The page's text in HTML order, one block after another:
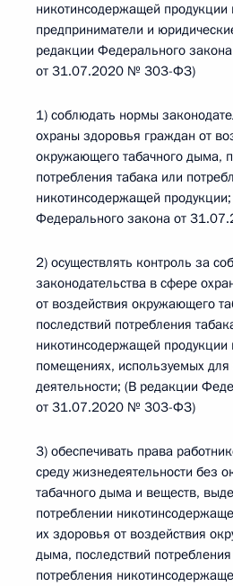
никотинсодержащей продукции
предприниматели и
редакции Федерального закона
от 31.07.2020 № 303-ФЗ)
1) соблюдать нормы
охраны здоровья граждан от
окружающего табачного дыма,
потребления табака или
никотинсодержащей
Федерального закона от
2) осуществлять контроль за
законодательства в сфере
от воздействия окружающего
последствий потребления
никотинсодержащей продукции
помещениях, используемых для
деятельности; (В редакции
от 31.07.2020 № 303-ФЗ)
3) обеспечивать права
среду жизнедеятельности без
табачного дыма и веществ,
потреблении
их здоровья от воздействия
дыма, последствий
потребления